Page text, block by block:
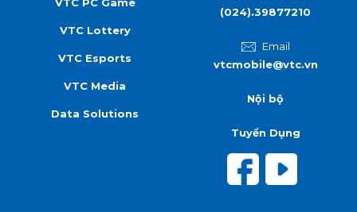
VTC Lottery
VTC Esports
VTC Media
Data Solutions
(024).39877210
Email
vtcmobile@vtc.vn
Nội bộ
Tuyển Dụng